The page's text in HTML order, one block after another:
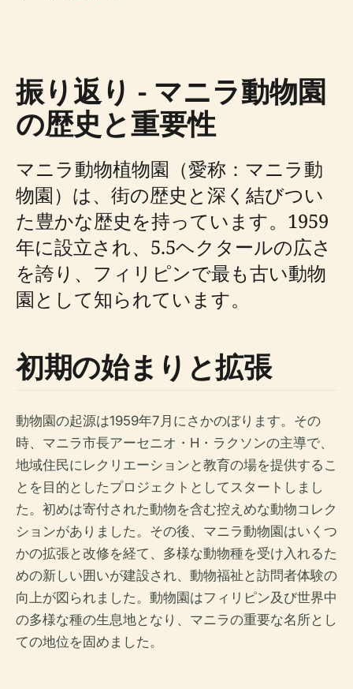
振り返り - マニラ動物園
の歴史と重要性
マニラ動物植物園（愛称：マニラ動
物園）は、街の歴史と深く結びつい
た豊かな歴史を持っています。1959
年に設立され、5.5ヘクタールの広さ
を誇り、フィリピンで最も古い動物
園として知られています。
初期の始まりと拡張
動物園の起源は1959年7月にさかのぼります。その
時、マニラ市長アーセニオ・H・ラクソンの主導で、
地域住民にレクリエーションと教育の場を提供するこ
とを目的としたプロジェクトとしてスタートしまし
た。初めは寄付された動物を含む控えめな動物コレク
ションがありました。その後、マニラ動物園はいくつ
かの拡張と改修を経て、多様な動物種を受け入れるた
めの新しい囲いが建設され、動物福祉と訪問者体験の
向上が図られました。動物園はフィリピン及び世界中
の多様な種の生息地となり、マニラの重要な名所とし
ての地位を固めました。